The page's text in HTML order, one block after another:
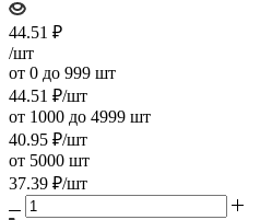
44.51 ₽
/шт
от 0 до 999 шт
44.51 ₽/шт
от 1000 до 4999 шт
40.95 ₽/шт
от 5000 шт
37.39 ₽/шт